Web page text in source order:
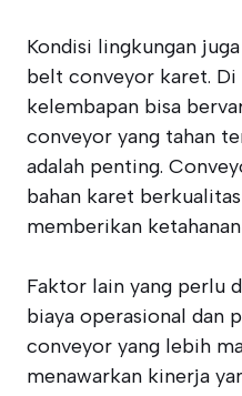
Kondisi lingkungan
belt conveyor karet. Di
kelembapan bisa
conveyor yang tahan
adalah penting.
bahan karet
memberikan
Faktor lain yang perlu
biaya operasional dan
conveyor yang lebih
menawarkan kinerja